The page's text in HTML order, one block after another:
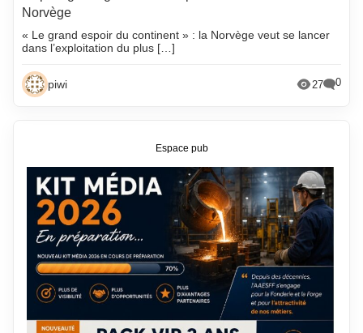
Norvège
« Le grand espoir du continent » : la Norvège veut se lancer
dans l’exploitation du plus […]
piwi 27 0
Espace pub